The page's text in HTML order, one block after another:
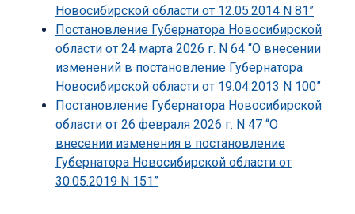
Новосибирской области от 12.05.2014 N 81”
Постановление Губернатора Новосибирской
области от 24 марта 2026 г. N 64 “О внесении
изменений в постановление Губернатора
Новосибирской области от 19.04.2013 N 100”
Постановление Губернатора Новосибирской
области от 26 февраля 2026 г. N 47 “О
внесении изменения в постановление
Губернатора Новосибирской области от
30.05.2019 N 151”